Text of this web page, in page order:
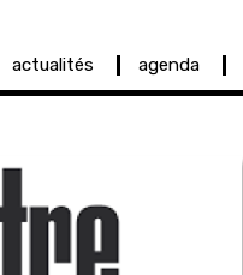
actualités agenda